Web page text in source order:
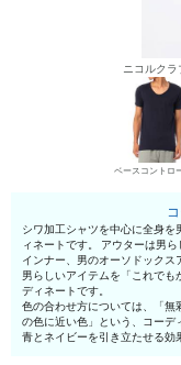
ニコルク
シワ加工シャツを中心に全身
ィネートです。 アウターは男
インナー、男のオーソドックス
男らしいアイテムを「これでも
ディネートです。
色の合わせ方については、「
の色に近い色」という、コーデ
青とネイビーを引き立たせる効